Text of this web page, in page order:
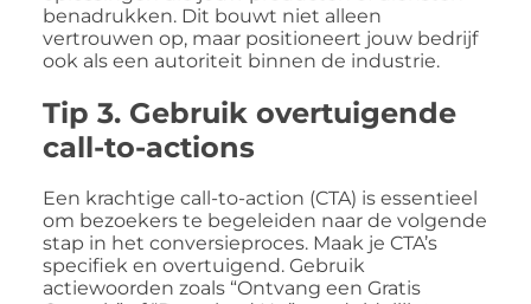
benadrukken. Dit bouwt niet alleen
vertrouwen op, maar positioneert jouw bedrijf
ook als een autoriteit binnen de industrie.
Tip 3. Gebruik overtuigende
call-to-actions
Een krachtige call-to-action (CTA) is essentieel
om bezoekers te begeleiden naar de volgende
stap in het conversieproces. Maak je CTA’s
specifiek en overtuigend. Gebruik
actiewoorden zoals “Ontvang een Gratis